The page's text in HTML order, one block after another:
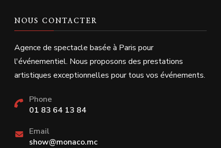
NOUS CONTACTER
Agence de spectacle basée à Paris pour
l'événementiel. Nous proposons des prestations
artistiques exceptionnelles pour tous vos événements.
Phone
01 83 64 13 84
Email
show@monaco.mc